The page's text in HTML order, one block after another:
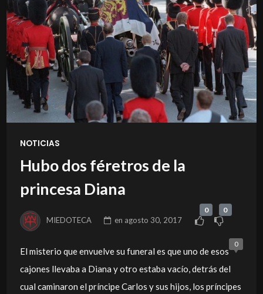
NOTICIAS
Hubo dos féretros de la
princesa Diana
MIEDOTECA en agosto 30, 2017
0 0
0
El misterio que envuelve su funeral es que uno de esos
cajones llevaba a Diana y otro estaba vacío, detrás del
cual caminaron el príncipe Carlos y sus hijos, los príncipes